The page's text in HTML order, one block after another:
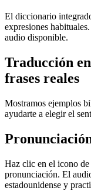
El diccionario
expresiones
audio disponible.
Traducción
frases reales
Mostramos ejemplos
ayudarte a elegir el
Haz clic en el icono
pronunciación. El
estadounidense y